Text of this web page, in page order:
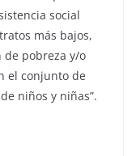
social
más bajos,
de pobreza y/o
el conjunto de
niños y niñas”.